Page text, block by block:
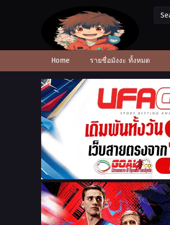
Home รายชื่อมังงะ ทั้งหมด